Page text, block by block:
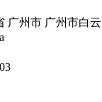
广州市 广州市白